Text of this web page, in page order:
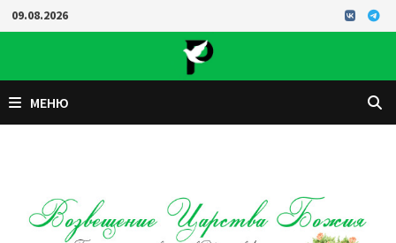
Перейти
к
09.08.2026
МЕНЮ